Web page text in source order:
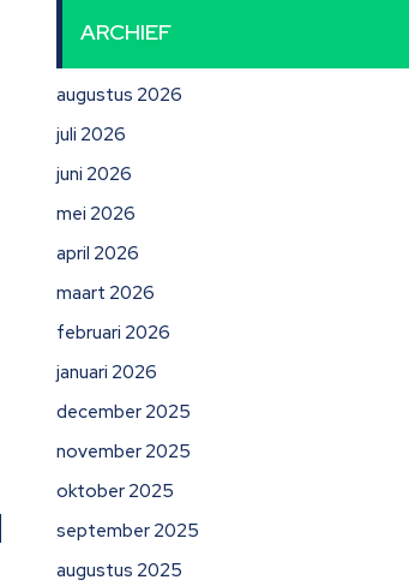
ARCHIEF
augustus 2026
juli 2026
juni 2026
mei 2026
april 2026
maart 2026
februari 2026
januari 2026
december 2025
november 2025
oktober 2025
september 2025
augustus 2025